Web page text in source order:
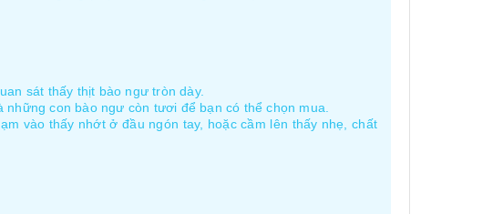
sát thấy thịt bào ngư tròn dày.
con bào ngư còn tươi để bạn có thể chọn mua.
vào thấy nhớt ở đầu ngón tay, hoặc cầm lên thấy nhẹ, chất